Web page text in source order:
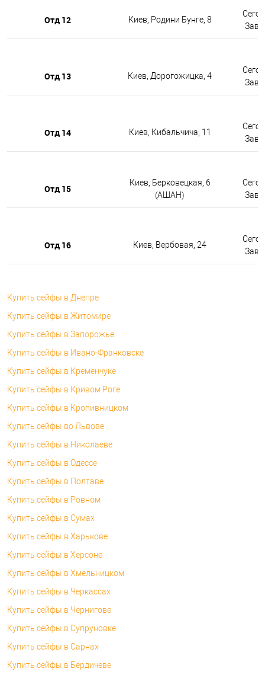
Отд 12 Киев, Родини Бунге, 8
Отд 13 Киев, Дорогожицка, 4
Отд 14 Киев, Кибальчича, 11
Отд 15
Киев, Берковецкая, 6
(АШАН)
Отд 16 Киев, Вербовая, 24
Купить сейфы в Днепре
Купить сейфы в Житомире
Купить сейфы в Запорожье
Купить сейфы в Ивано-Франковске
Купить сейфы в Кременчуке
Купить сейфы в Кривом Роге
Купить сейфы в Кропивницком
Купить сейфы во Львове
Купить сейфы в Николаеве
Купить сейфы в Одессе
Купить сейфы в Полтаве
Купить сейфы в Ровном
Купить сейфы в Сумах
Купить сейфы в Харькове
Купить сейфы в Херсоне
Купить сейфы в Хмельницком
Купить сейфы в Черкассах
Купить сейфы в Чернигове
Купить сейфы в Супруновке
Купить сейфы в Сарнах
Купить сейфы в Бердичеве